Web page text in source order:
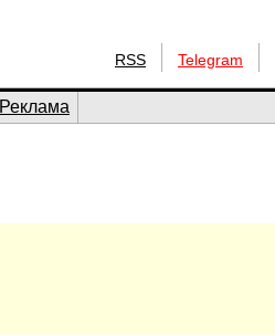
RSS Telegram
Реклама